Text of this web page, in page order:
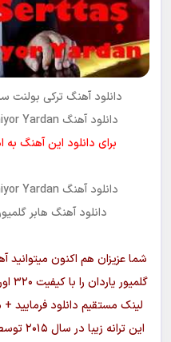
دانلود آهنگ ترکی بولنت
دانلود آهنگ Bülent Serttaş Haber Gelmiyor Yardan
برای دانلود این آهنگ
دانلود آهنگ Yardan
دانلود آهنگ هابر
شما عزیزان هم اکنون میتوانید
گلمیور یاردان
لینک مستقیم دانلود فرمایید
این ترانه زیبا در سال ۲۰۱٥ توسط این خواننده محبوب خوانده شده